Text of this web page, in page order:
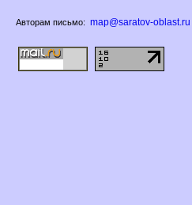
Авторам письмо: map@saratov-oblast.ru